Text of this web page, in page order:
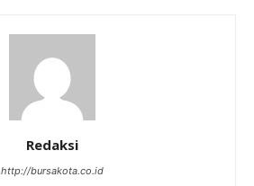
Redaksi
http://bursakota.co.id